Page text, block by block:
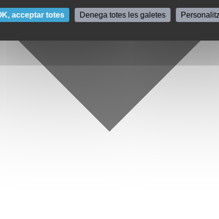
acceptar totes Denega totes les galetes